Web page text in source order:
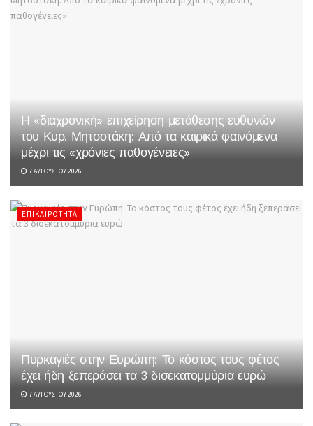
Η «διαχρονική» επιχείρηση μετάθεσης ευθυνών
του Κυρ. Μητσοτάκη: Από τα καιρικά φαινόμενα
μέχρι τις «χρόνιες παθογένειες»
7 ΑΥΓΟΎΣΤΟΥ 2026
ΕΠΙΚΑΙΡΌΤΗΤΑ
Πυρκαγιές στην Ευρώπη: Το κόστος τους φέτος
έχει ήδη ξεπεράσει τα 3 δισεκατομμύρια ευρώ
7 ΑΥΓΟΎΣΤΟΥ 2026